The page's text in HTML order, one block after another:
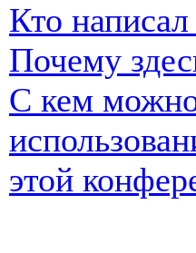
Кто
Почему
С кем можно
этой